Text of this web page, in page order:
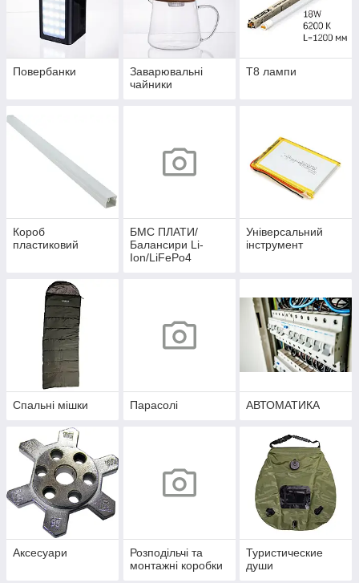
Повербанки
Заварювальні
чайники
Т8 лампи
Короб
пластиковий
БМС ПЛАТИ/
Балансири Li-
Ion/LiFePo4
Універсальний
інструмент
Спальні мішки Парасолі АВТОМАТИКА
Аксесуари
Розподільчі та
монтажні коробки
Туристические
души